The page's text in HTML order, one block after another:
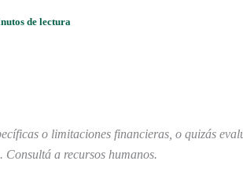
de lectura
o limitaciones financieras, o quizás
Consultá a recursos humanos.